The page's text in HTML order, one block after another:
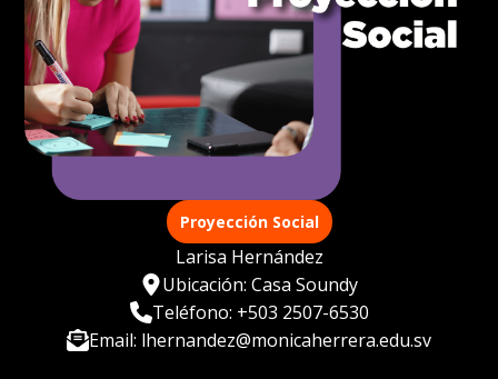
Proyección Social
Larisa Hernández
Ubicación: Casa Soundy
Teléfono: +503 2507-6530
Email: lhernandez@monicaherrera.edu.sv